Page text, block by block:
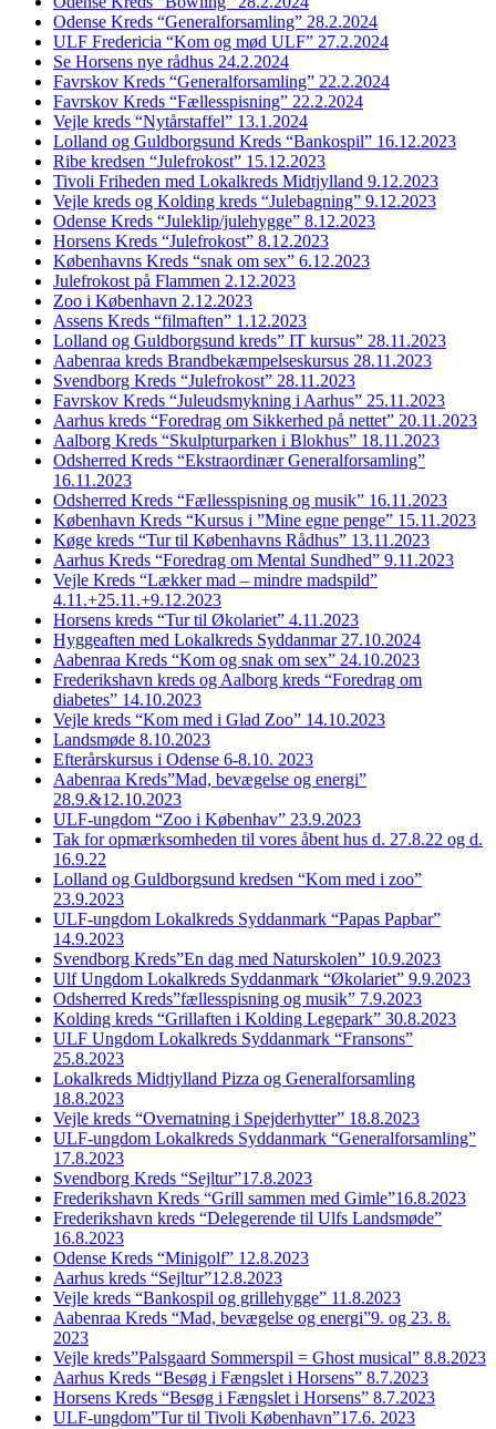
Odense Kreds “Generalforsamling” 28.2.2024
ULF Fredericia “Kom og mød ULF” 27.2.2024
Se Horsens nye rådhus 24.2.2024
Favrskov Kreds “Generalforsamling” 22.2.2024
Favrskov Kreds “Fællesspisning” 22.2.2024
Vejle kreds “Nytårstaffel” 13.1.2024
Lolland og Guldborgsund Kreds “Bankospil” 16.12.2023
Ribe kredsen “Julefrokost” 15.12.2023
Tivoli Friheden med Lokalkreds Midtjylland 9.12.2023
Vejle kreds og Kolding kreds “Julebagning” 9.12.2023
Odense Kreds “Juleklip/julehygge” 8.12.2023
Horsens Kreds “Julefrokost” 8.12.2023
Københavns Kreds “snak om sex” 6.12.2023
Julefrokost på Flammen 2.12.2023
Zoo i København 2.12.2023
Assens Kreds “filmaften” 1.12.2023
Lolland og Guldborgsund kreds” IT kursus” 28.11.2023
Aabenraa kreds Brandbekæmpelseskursus 28.11.2023
Svendborg Kreds “Julefrokost” 28.11.2023
Favrskov Kreds “Juleudsmykning i Aarhus” 25.11.2023
Aarhus kreds “Foredrag om Sikkerhed på nettet” 20.11.2023
Aalborg Kreds “Skulpturparken i Blokhus” 18.11.2023
Odsherred Kreds “Ekstraordinær Generalforsamling”
16.11.2023
Odsherred Kreds “Fællesspisning og musik” 16.11.2023
København Kreds “Kursus i ”Mine egne penge” 15.11.2023
Køge kreds “Tur til Københavns Rådhus” 13.11.2023
Aarhus Kreds “Foredrag om Mental Sundhed” 9.11.2023
Vejle Kreds “Lækker mad – mindre madspild”
4.11.+25.11.+9.12.2023
Horsens kreds “Tur til Økolariet” 4.11.2023
Hyggeaften med Lokalkreds Syddanmar 27.10.2024
Aabenraa Kreds “Kom og snak om sex” 24.10.2023
Frederikshavn kreds og Aalborg kreds “Foredrag om
diabetes” 14.10.2023
Vejle kreds “Kom med i Glad Zoo” 14.10.2023
Landsmøde 8.10.2023
Efterårskursus i Odense 6-8.10. 2023
Aabenraa Kreds”Mad, bevægelse og energi”
28.9.&12.10.2023
ULF-ungdom “Zoo i Københav” 23.9.2023
Tak for opmærksomheden til vores åbent hus d. 27.8.22 og d.
16.9.22
Lolland og Guldborgsund kredsen “Kom med i zoo”
23.9.2023
ULF-ungdom Lokalkreds Syddanmark “Papas Papbar”
14.9.2023
Svendborg Kreds”En dag med Naturskolen” 10.9.2023
Ulf Ungdom Lokalkreds Syddanmark “Økolariet” 9.9.2023
Odsherred Kreds”fællesspisning og musik” 7.9.2023
Kolding kreds “Grillaften i Kolding Legepark” 30.8.2023
ULF Ungdom Lokalkreds Syddanmark “Fransons”
25.8.2023
Lokalkreds Midtjylland Pizza og Generalforsamling
18.8.2023
Vejle kreds “Overnatning i Spejderhytter” 18.8.2023
ULF-ungdom Lokalkreds Syddanmark “Generalforsamling”
17.8.2023
Svendborg Kreds “Sejltur”17.8.2023
Frederikshavn Kreds “Grill sammen med Gimle”16.8.2023
Frederikshavn kreds “Delegerende til Ulfs Landsmøde”
16.8.2023
Odense Kreds “Minigolf” 12.8.2023
Aarhus kreds “Sejltur”12.8.2023
Vejle kreds “Bankospil og grillehygge” 11.8.2023
Aabenraa Kreds “Mad, bevægelse og energi”9. og 23. 8.
2023
Vejle kreds”Palsgaard Sommerspil = Ghost musical” 8.8.2023
Aarhus Kreds “Besøg i Fængslet i Horsens” 8.7.2023
Horsens Kreds “Besøg i Fængslet i Horsens” 8.7.2023
ULF-ungdom”Tur til Tivoli København”17.6. 2023